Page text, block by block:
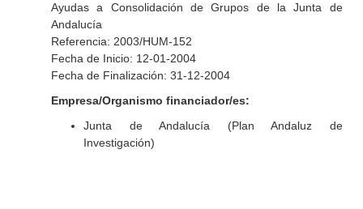
Ayudas a Consolidación de Grupos de la Junta de
Andalucía
Referencia: 2003/HUM-152
Fecha de Inicio: 12-01-2004
Fecha de Finalización: 31-12-2004
Empresa/Organismo financiador/es:
Junta de Andalucía (Plan Andaluz de
Investigación)